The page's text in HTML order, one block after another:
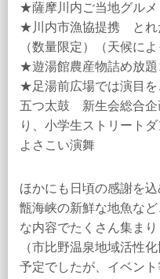
★薩摩川内ご当地グル
★川内市漁協提携 とれ
（数量限定）（天候に
★遊湯館農産物詰め放題
★足湯前広場では演目を
五つ太鼓 新生会総合企
り、小学生ストリート
よさこい演舞
ほかにも日頃の感謝を
甑海峡の新鮮な地魚な
な内容でたくさん集まり
（市比野温泉地域活性
予定でしたが、イベン